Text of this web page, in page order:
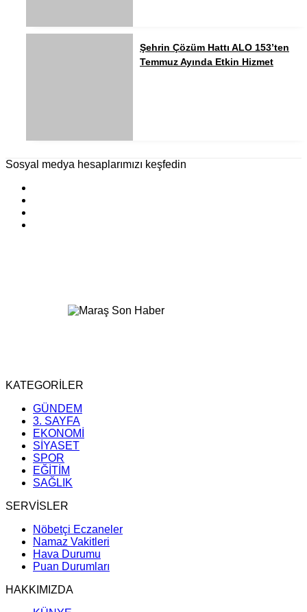
Şehrin Çözüm Hattı ALO 153’ten
Temmuz Ayında Etkin Hizmet
Sosyal medya hesaplarımızı keşfedin
KATEGORİLER
GÜNDEM
3. SAYFA
EKONOMİ
SİYASET
SPOR
EĞİTİM
SAĞLIK
SERVİSLER
Nöbetçi Eczaneler
Namaz Vakitleri
Hava Durumu
Puan Durumları
HAKKIMIZDA